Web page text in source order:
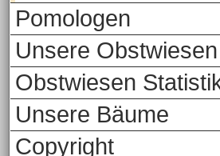
Pomologen
Unsere Obstwiesen
Obstwiesen
Unsere Bäume
Copyright